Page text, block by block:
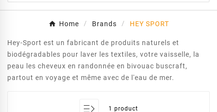
Home Brands HEY SPORT
Hey-Sport est un fabricant de produits naturels et
biodégradables pour laver les textiles, votre vaisselle, la
peau les cheveux en randonnée en bivouac buscraft,
partout en voyage et même avec de l'eau de mer.
1 product